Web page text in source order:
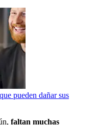
pueden dañar sus
faltan muchas